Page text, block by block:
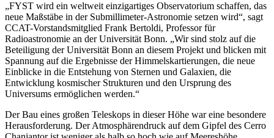
„FYST wird ein weltweit einzigartiges Observatorium schaffen, das
neue Maßstäbe in der Submillimeter-Astronomie setzen wird“, sagt
CCAT-Vorstandsmitglied Frank Bertoldi, Professor für
Radioastronomie an der Universität Bonn. „Wir sind stolz auf die
Beteiligung der Universität Bonn an diesem Projekt und blicken mit
Spannung auf die Ergebnisse der Himmelskartierungen, die neue
Einblicke in die Entstehung von Sternen und Galaxien, die
Entwicklung kosmischer Strukturen und den Ursprung des
Universums ermöglichen werden.“
Der Bau eines großen Teleskops in dieser Höhe war eine besondere
Herausforderung. Der Atmosphärendruck auf dem Gipfel des Cerro